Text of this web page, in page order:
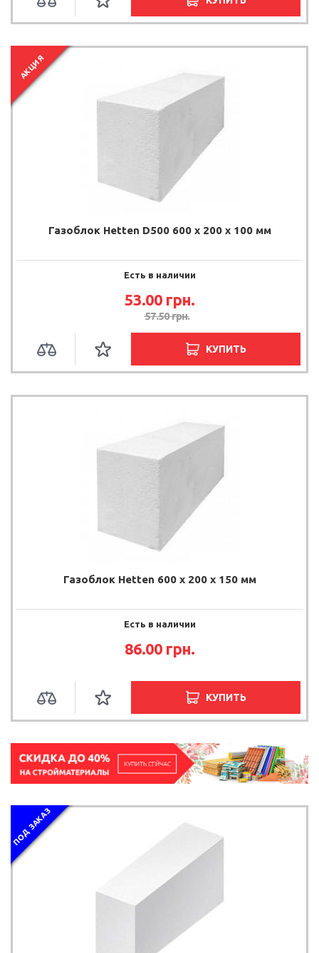
АКЦИЯ
Газоблок Hetten D500 600 x 200 x 100 мм
Есть в наличии
53.00 грн.
57.50грн.
КУПИТЬ
Газоблок Hetten 600 x 200 x 150 мм
Есть в наличии
86.00 грн.
КУПИТЬ
ПОД ЗАКАЗ